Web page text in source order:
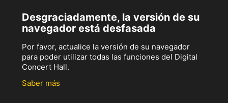
Desgraciadamente, la versión de su
navegador está desfasada
Por favor, actualice la versión de su navegador
para poder utilizar todas las funciones del Digital
Concert Hall.
Saber más